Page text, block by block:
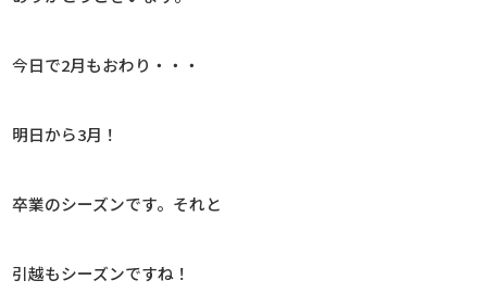
今日で2月もおわり・・・
明日から3月！
卒業のシーズンです。それと
引越もシーズンですね！